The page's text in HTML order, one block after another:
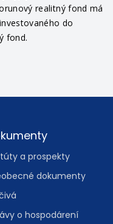
realitný fond má
do
fond.
a prospekty
dokumenty
o hospodárení